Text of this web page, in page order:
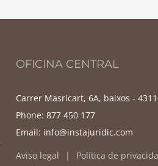
OFICINA CENTRAL
Carrer Masricart, 6A, baixos -
Phone: 877 450 177
Email: info@instajuridic.com
Aviso legal
Política de